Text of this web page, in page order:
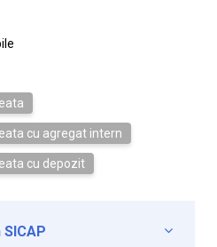
cu agregat intern
cu depozit
